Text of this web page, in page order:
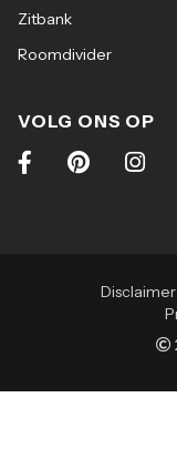
Zitbank
Roomdivider
VOLG ONS OP
Disclaimer